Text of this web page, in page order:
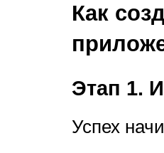
Как
Этап 1.
Успех